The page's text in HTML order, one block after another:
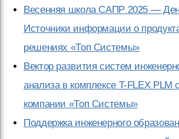
Весенняя школа САПР 2025 —
Источники информации о
решениях «Топ Системы»
Вектор развития систем
анализа в комплексе T-FLEX PLM
компании «Топ Системы»
Поддержка инженерного